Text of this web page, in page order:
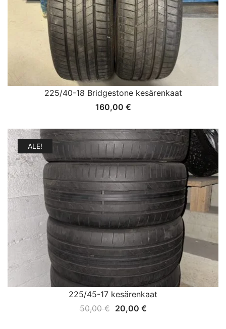
225/40-18 Bridgestone kesärenkaat
160,00 €
ALE!
225/45-17 kesärenkaat
50,00€ Alkuperäinen
20,00 €Nykyinen